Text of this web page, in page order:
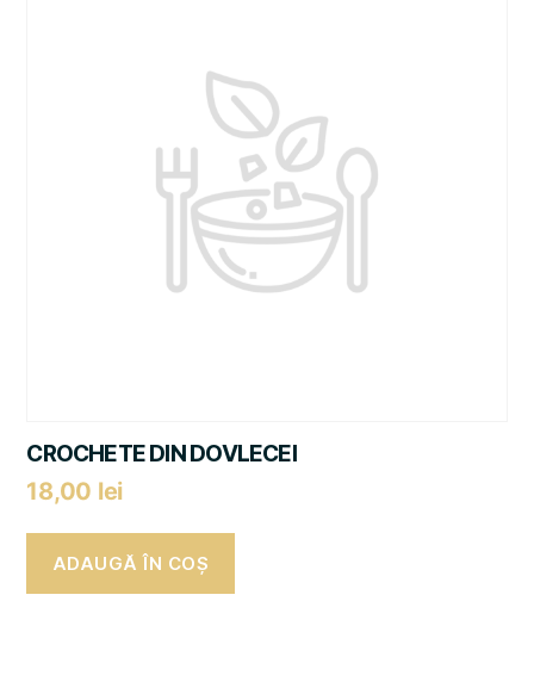
CROCHETE DIN DOVLECEI
18,00 lei
ADAUGĂ ÎN COȘ